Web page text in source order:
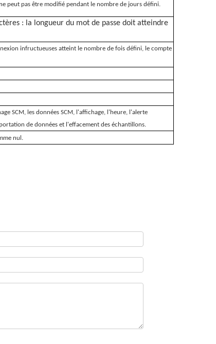
peut pas être modifié pendant le nombre de jours défini.
: la longueur du mot de passe doit atteindre
infructueuses atteint le nombre de fois défini, le compte
SCM, les données SCM, l'affichage, l'heure, l'alerte
de données et l'effacement des échantillons.
nul.